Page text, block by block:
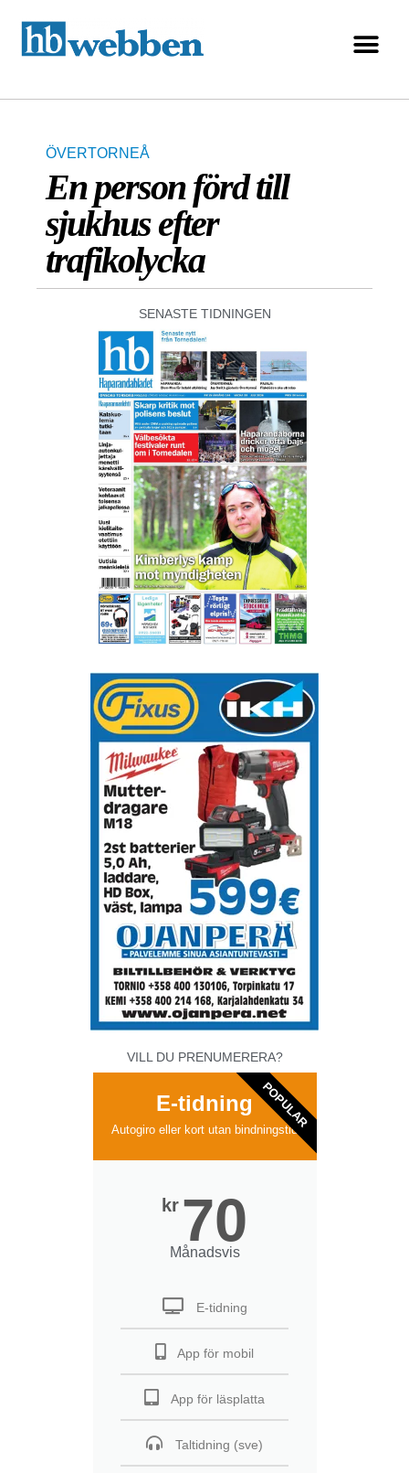
ÖVERTORNEÅ
En person förd till
sjukhus efter
trafikolycka
SENASTE TIDNINGEN
VILL DU PRENUMERERA?
E-tidning
Autogiro eller kort utan bindningstid
kr 70
Månadsvis
E-tidning
App för mobil
App för läsplatta
Taltidning (sve)
POPULAR